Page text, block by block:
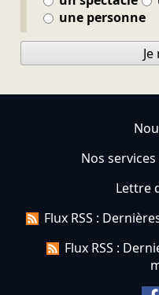
une personne
Nos
Lettre
Flux RSS :
Flux RSS :